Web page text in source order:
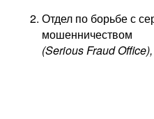
Отдел по борьбе с
мошенничеством
(Serious Fraud Office),